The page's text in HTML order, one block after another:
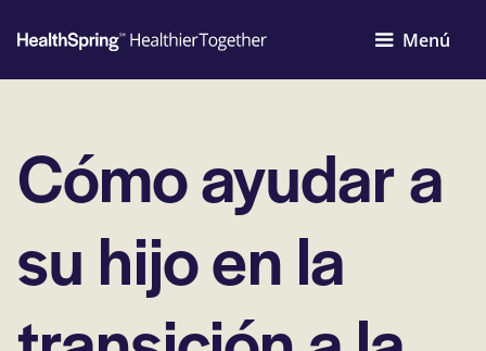
Menú
Cómo ayudar a
su hijo en la